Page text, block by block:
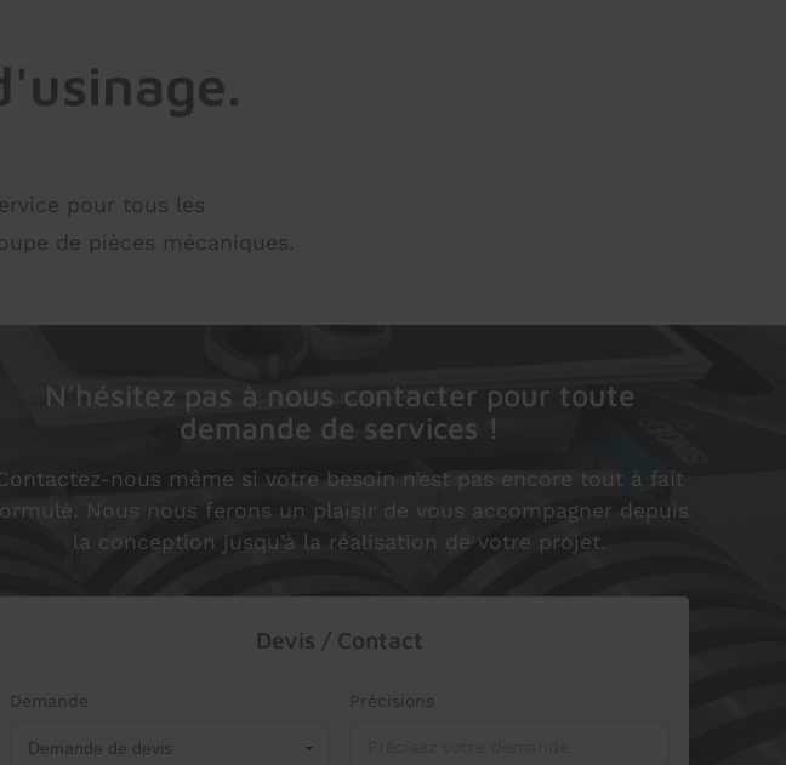
pour tous les
de pièces mécaniques.
N’hésitez pas à nous contacter pour toute
demande de services !
nous même si votre besoin n’est pas encore tout à fait
Nous nous ferons un plaisir de vous accompagner depuis
la conception jusqu’à la réalisation de votre projet.
Devis / Contact
Demande Précisions